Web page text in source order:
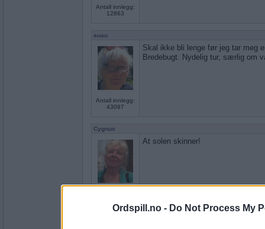
Ordspill.no - Do Not Process My
Antall innlegg:
12863
auau
Antall innlegg:
43097
Skal ikke bli lenge før jeg tar meg
Bredebugt. Nydelig tur, særlig om
Cygnus
At solen skinner!